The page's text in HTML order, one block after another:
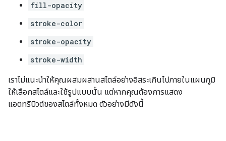
fill-opacity
stroke-color
stroke-opacity
stroke-width
เราไม่แนะนำให้คุณผสมผสานสไตล์อย่างอิสระเกินไปภายในแผนภูมิ
ให้เลือกสไตล์และใช้รูปแบบนั้น แต่หากคุณต้องการแสดง
แอตทริบิวต์ของสไตล์ทั้งหมด ตัวอย่างมีดังนี้